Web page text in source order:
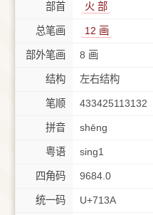
部首 ⽕ 部
总笔画 12 画
部外笔画 8 画
结构 左右结构
笔顺 433425113132
拼音 shēng
粤语 sing1
四角码 9684.0
统一码 U+713A